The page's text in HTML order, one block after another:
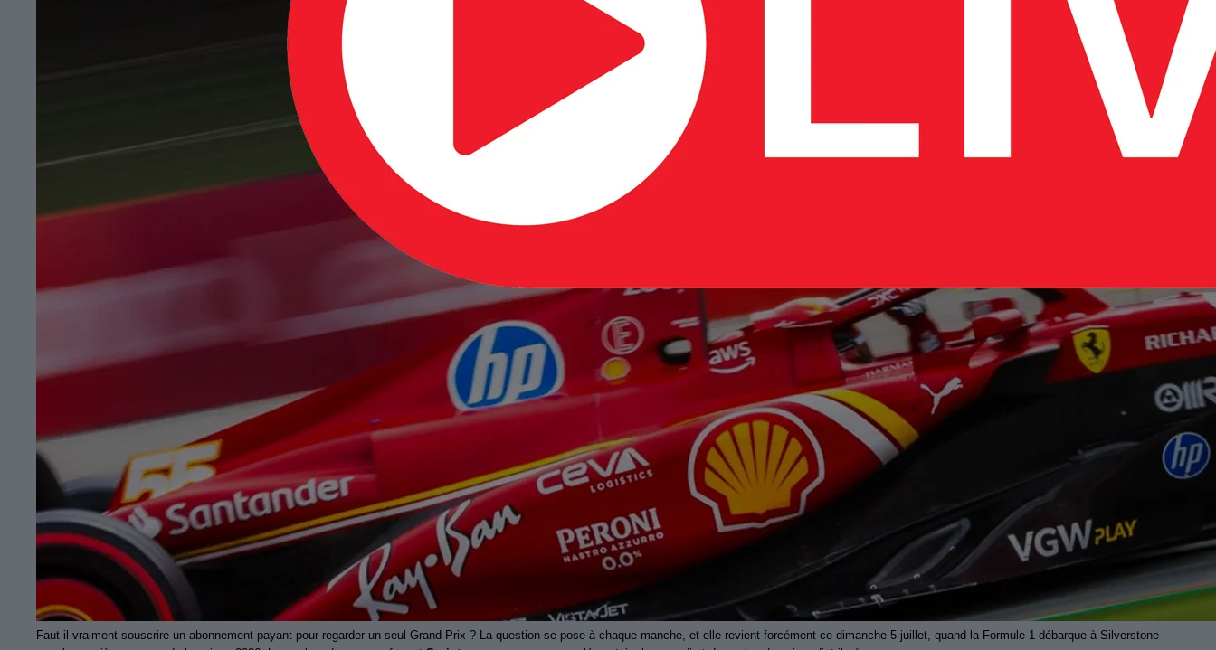
Faut-il vraiment souscrire un abonnement payant pour regarder un seul Grand Prix ? La question se pose à chaque manche, et elle revient forcément ce dimanche 5 juillet, quand la Formule 1 débarque à Silverstone